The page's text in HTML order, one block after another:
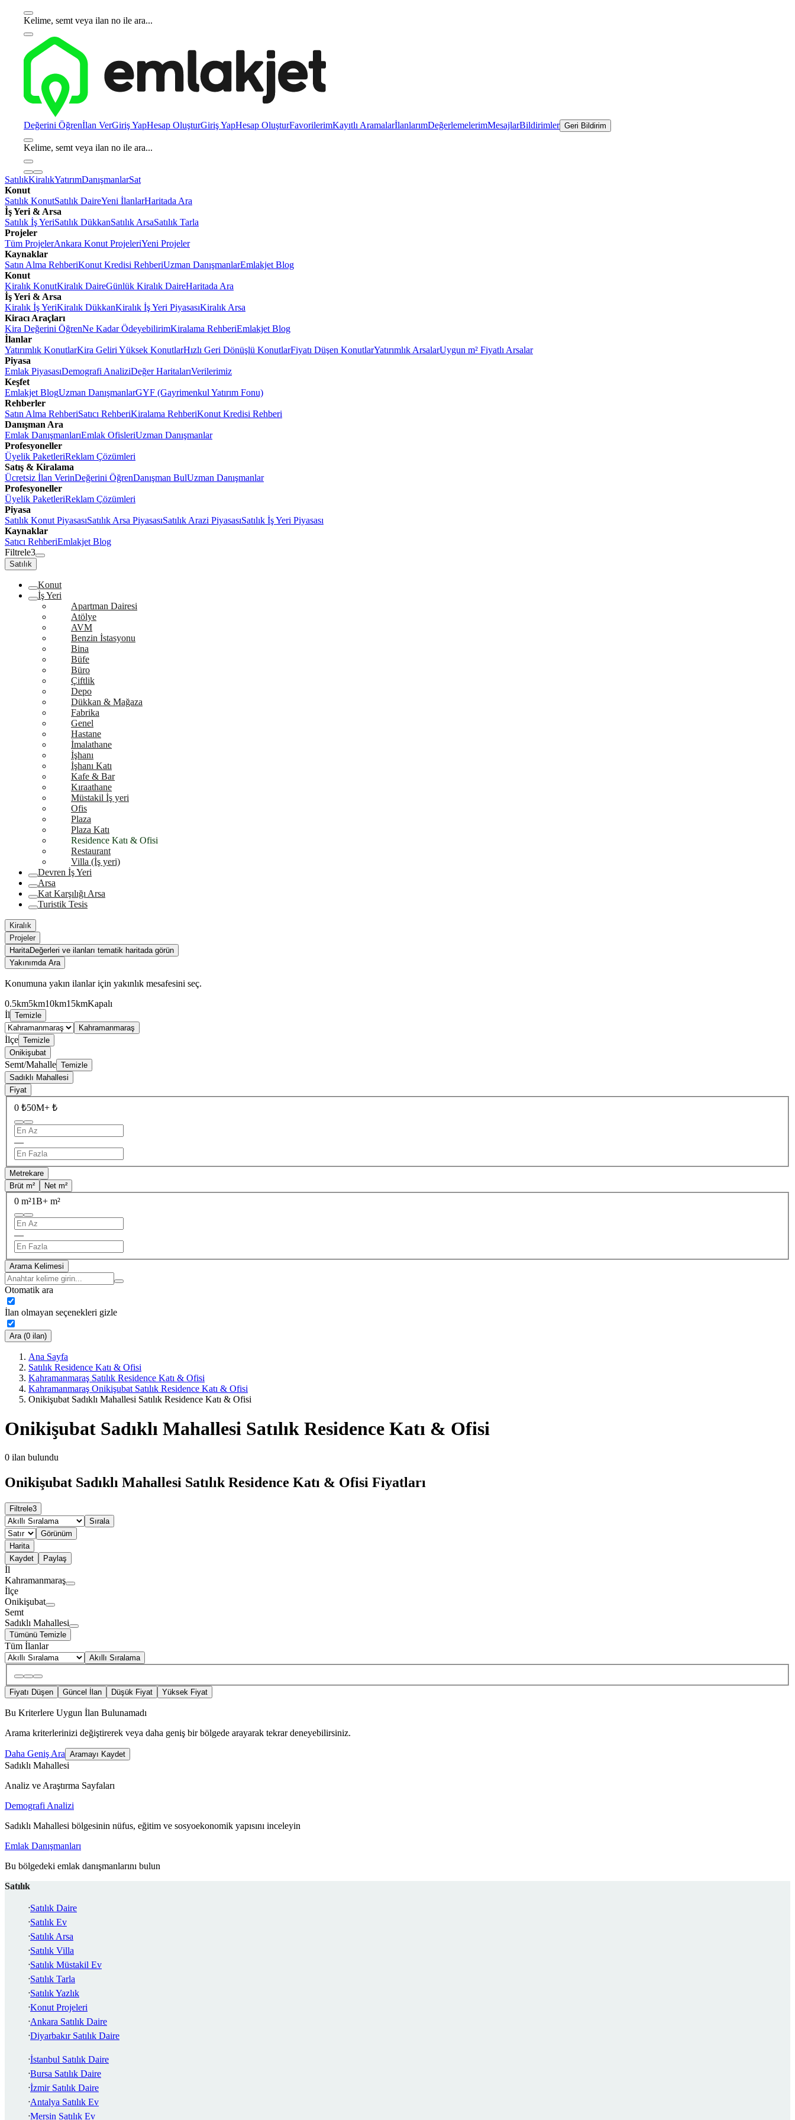
Kelime, semt veya ilan no ile ara...
Değerini Öğrenİlan VerGiriş YapHesap OluşturGiriş YapHesap OluşturFavorilerimKayıtlı AramalarİlanlarımDeğerlemelerimMesajlarBildirimler Geri Bildirim
Kelime, semt veya ilan no ile ara...
SatılıkKiralıkYatırımDanışmanlarSat
Konut
Satılık KonutSatılık DaireYeni İlanlarHaritada Ara
İş Yeri & Arsa
Satılık İş YeriSatılık DükkanSatılık ArsaSatılık Tarla
Projeler
Tüm ProjelerAnkara Konut ProjeleriYeni Projeler
Kaynaklar
Satın Alma RehberiKonut Kredisi RehberiUzman DanışmanlarEmlakjet Blog
Konut
Kiralık KonutKiralık DaireGünlük Kiralık DaireHaritada Ara
İş Yeri & Arsa
Kiralık İş YeriKiralık DükkanKiralık İş Yeri PiyasasıKiralık Arsa
Kiracı Araçları
Kira Değerini ÖğrenNe Kadar ÖdeyebilirimKiralama RehberiEmlakjet Blog
İlanlar
Yatırımlık KonutlarKira Geliri Yüksek KonutlarHızlı Geri Dönüşlü KonutlarFiyatı Düşen KonutlarYatırımlık ArsalarUygun m² Fiyatlı Arsalar
Piyasa
Emlak PiyasasıDemografi AnaliziDeğer HaritalarıVerilerimiz
Keşfet
Emlakjet BlogUzman DanışmanlarGYF (Gayrimenkul Yatırım Fonu)
Rehberler
Satın Alma RehberiSatıcı RehberiKiralama RehberiKonut Kredisi Rehberi
Danışman Ara
Emlak DanışmanlarıEmlak OfisleriUzman Danışmanlar
Profesyoneller
Üyelik PaketleriReklam Çözümleri
Satış & Kiralama
Ücretsiz İlan VerinDeğerini ÖğrenDanışman BulUzman Danışmanlar
Profesyoneller
Üyelik PaketleriReklam Çözümleri
Piyasa
Satılık Konut PiyasasıSatılık Arsa PiyasasıSatılık Arazi PiyasasıSatılık İş Yeri Piyasası
Kaynaklar
Satıcı RehberiEmlakjet Blog
Filtrele3
Satılık
Konut
İş Yeri
Apartman Dairesi
Atölye
AVM
Benzin İstasyonu
Bina
Büfe
Büro
Çiftlik
Depo
Dükkan & Mağaza
Fabrika
Genel
Hastane
İmalathane
İşhanı
İşhanı Katı
Kafe & Bar
Kıraathane
Müstakil İş yeri
Ofis
Plaza
Plaza Katı
Residence Katı & Ofisi
Restaurant
Villa (İş yeri)
Devren İş Yeri
Arsa
Kat Karşılığı Arsa
Turistik Tesis
Kiralık
Projeler
HaritaDeğerleri ve ilanları tematik haritada görün
Yakınımda Ara
Konumuna yakın ilanlar için yakınlık mesafesini seç.
0.5km5km10km15kmKapalı
İl Temizle
Kahramanmaraş
İlçe Temizle
Onikişubat
Semt/Mahalle Temizle
Sadıklı Mahallesi
Fiyat
0 ₺50M+ ₺
—
Metrekare
Brüt m²
Net m²
0 m²1B+ m²
—
Arama Kelimesi
Otomatik ara
İlan olmayan seçenekleri gizle
Ara (0 ilan)
Ana Sayfa
Satılık Residence Katı & Ofisi
Kahramanmaraş Satılık Residence Katı & Ofisi
Kahramanmaraş Onikişubat Satılık Residence Katı & Ofisi
Onikişubat Sadıklı Mahallesi Satılık Residence Katı & Ofisi
Onikişubat Sadıklı Mahallesi Satılık Residence Katı & Ofisi
0 ilan bulundu
Onikişubat Sadıklı Mahallesi Satılık Residence Katı & Ofisi Fiyatları
Filtrele3
Sırala
Görünüm
Harita
Kaydet
Paylaş
İl
Kahramanmaraş
İlçe
Onikişubat
Semt
Sadıklı Mahallesi
Tümünü Temizle
Tüm İlanlar
Akıllı Sıralama
Fiyatı Düşen Güncel İlan Düşük Fiyat Yüksek Fiyat
Bu Kriterlere Uygun İlan Bulunamadı
Arama kriterlerinizi değiştirerek veya daha geniş bir bölgede arayarak tekrar deneyebilirsiniz.
Daha Geniş Ara Aramayı Kaydet
Sadıklı Mahallesi
Analiz ve Araştırma Sayfaları
Demografi Analizi
Sadıklı Mahallesi bölgesinin nüfus, eğitim ve sosyoekonomik yapısını inceleyin
Emlak Danışmanları
Bu bölgedeki emlak danışmanlarını bulun
Satılık
Satılık Daire
Satılık Ev
Satılık Arsa
Satılık Villa
Satılık Müstakil Ev
Satılık Tarla
Satılık Yazlık
Konut Projeleri
Ankara Satılık Daire
Diyarbakır Satılık Daire
İstanbul Satılık Daire
Bursa Satılık Daire
İzmir Satılık Daire
Antalya Satılık Ev
Mersin Satılık Ev